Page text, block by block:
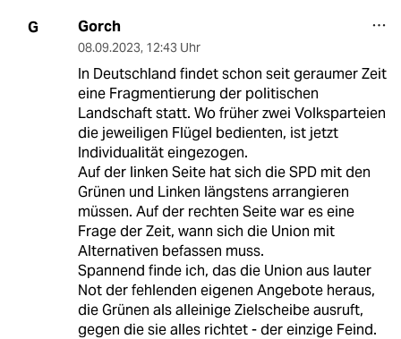
G Gorch
08.09.2023, 12:43 Uhr
In Deutschland findet schon seit geraumer Zeit
eine Fragmentierung der politischen
Landschaft statt. Wo früher zwei Volksparteien
die jeweiligen Flügel bedienten, ist jetzt
Individualität eingezogen.
Auf der linken Seite hat sich die SPD mit den
Grünen und Linken längstens arrangieren
müssen. Auf der rechten Seite war es eine
Frage der Zeit, wann sich die Union mit
Alternativen befassen muss.
Spannend finde ich, das die Union aus lauter
Not der fehlenden eigenen Angebote heraus,
die Grünen als alleinige Zielscheibe ausruft,
gegen die sie alles richtet - der einzige Feind.